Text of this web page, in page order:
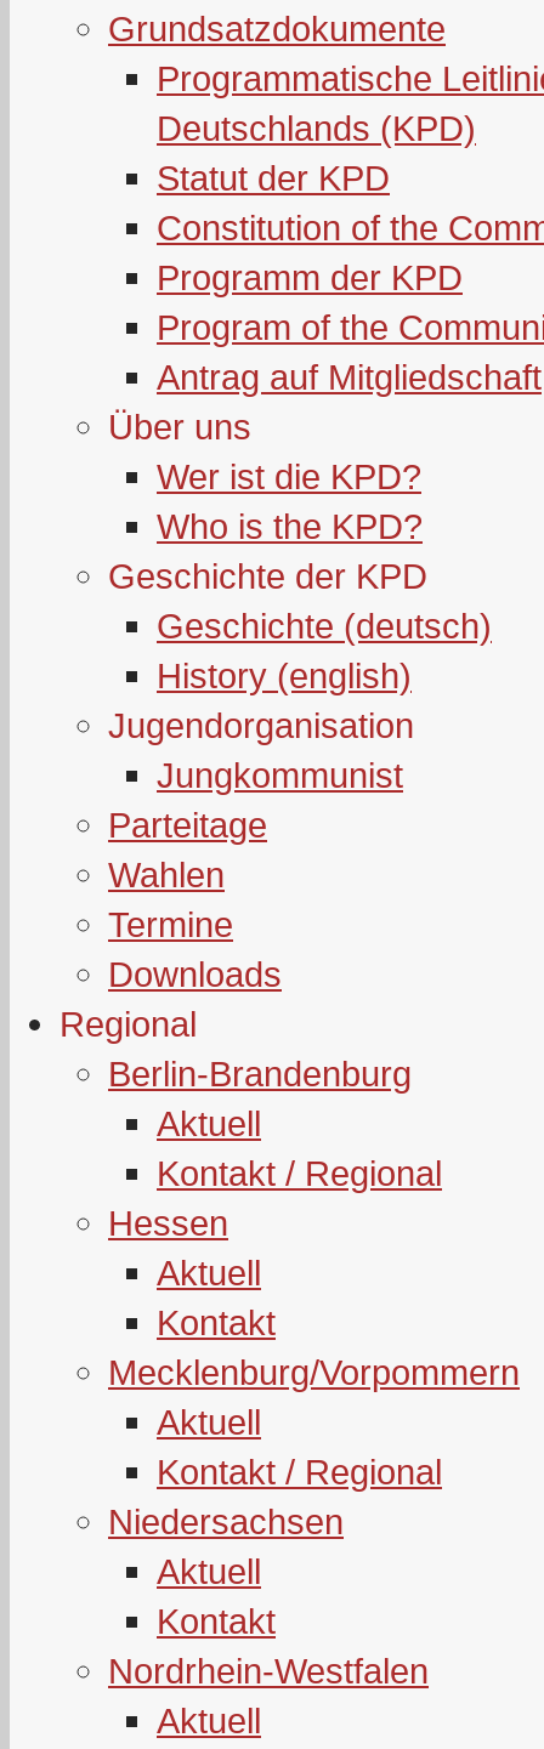
Grundsatzdokumente
Programmatische
Deutschlands (KPD)
Statut der KPD
Constitution of the
Programm der KPD
Program of the
Antrag auf Mitgliedschaft
Über uns
Wer ist die KPD?
Who is the KPD?
Geschichte der KPD
Geschichte (deutsch)
History (english)
Jugendorganisation
Jungkommunist
Parteitage
Wahlen
Termine
Downloads
Regional
Berlin-Brandenburg
Aktuell
Kontakt / Regional
Hessen
Aktuell
Kontakt
Mecklenburg/Vorpommern
Aktuell
Kontakt / Regional
Niedersachsen
Aktuell
Kontakt
Nordrhein-Westfalen
Aktuell